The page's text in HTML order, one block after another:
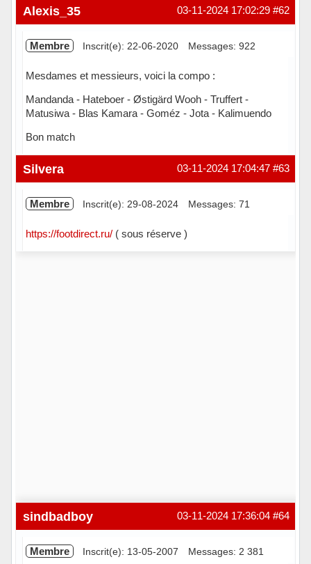
Hors ligne #62
03-11-2024 17:02:29
Alexis_35
Membre Inscrit(e): 22-06-2020 Messages: 922
Mesdames et messieurs, voici la compo :
Mandanda - Hateboer - Østigärd Wooh - Truffert -
Matusiwa - Blas Kamara - Goméz - Jota - Kalimuendo
Bon match
Hors ligne #63
03-11-2024 17:04:47
Silvera
Membre Inscrit(e): 29-08-2024 Messages: 71
https://footdirect.ru/( sous réserve )
#64
03-11-2024 17:36:04
sindbadboy
Membre Inscrit(e): 13-05-2007 Messages: 2 381